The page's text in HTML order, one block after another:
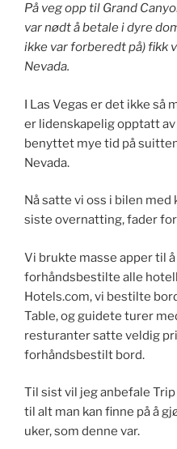
På veg opp til Grand
var nødt å betale i dyre
ikke var forberedt på) fikk
Nevada.
I Las Vegas er det ikke så
er lidenskapelig opptatt
benyttet mye tid på
Nevada.
Nå satte vi oss i bilen
siste overnatting, fader
Vi brukte masse apper til
forhåndsbestilte alle
Hotels.com, vi bestilte
Table, og guidete turer
resturanter satte veldig
forhåndsbestilt bord.
Til sist vil jeg anbefale
til alt man kan finne på å
uker, som denne var.